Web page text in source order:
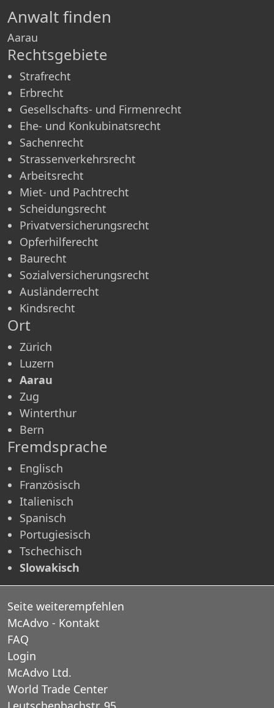
Anwalt finden
Aarau
Rechtsgebiete
Strafrecht
Erbrecht
Gesellschafts- und Firmenrecht
Ehe- und Konkubinatsrecht
Sachenrecht
Strassenverkehrsrecht
Arbeitsrecht
Miet- und Pachtrecht
Scheidungsrecht
Privatversicherungsrecht
Opferhilferecht
Baurecht
Sozialversicherungsrecht
Ausländerrecht
Kindsrecht
Ort
Zürich
Luzern
Aarau
Zug
Winterthur
Bern
Fremdsprache
Englisch
Französisch
Italienisch
Spanisch
Portugiesisch
Tschechisch
Slowakisch
Seite weiterempfehlen
McAdvo - Kontakt
FAQ
Login
McAdvo Ltd.
World Trade Center